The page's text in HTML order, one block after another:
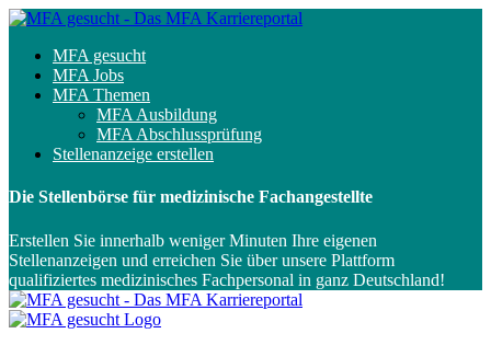
MFA gesucht
MFA Jobs
MFA Themen
MFA Ausbildung
MFA Abschlussprüfung
Stellenanzeige erstellen
Die Stellenbörse für medizinische Fachangestellte
Erstellen Sie innerhalb weniger Minuten Ihre eigenen
Stellenanzeigen und erreichen Sie über unsere Plattform
qualifiziertes medizinisches Fachpersonal in ganz Deutschland!